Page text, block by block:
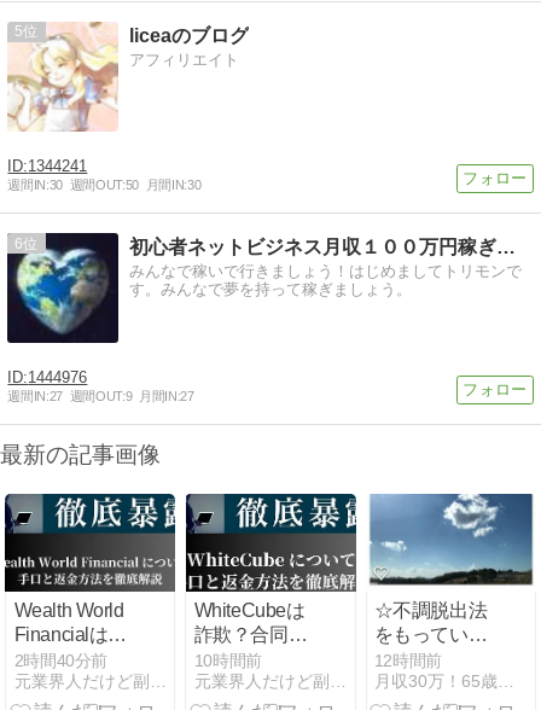
5 liceaのブログ
アフィリエイト
1344241
週間IN:30 週間OUT:50 月間IN:30
6 初心者ネットビジネス月収１００万円稼ぎ方とは
みんなで稼いで行きましょう！はじめましてトリモンで
す。みんなで夢を持って稼ぎましょう。
1444976
週間IN:27 週間OUT:9 月間IN:27
最新の記事画像
Wealth World
Financialは詐
欺？出金でき
ないと評判の
2時間40分前
WhiteCubeは
詐欺？合同会
社whiteの副業
で出金拒否！
10時間前
☆不調脱出法
をもっている
と安心、笑顔
で行動してい
12時間前